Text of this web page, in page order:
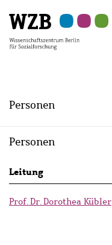
Hauptinhalt
springen
Navigation
springen
Suche
springen
Sekundärnavigation
springen
Fußzeile
springen
Personen
Personen
Persons
lists
Leitung
Prof. Dr. Dorothea Kübler